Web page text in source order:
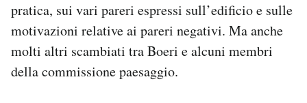
pratica, sui vari pareri espressi sull’edificio e sulle
motivazioni relative ai pareri negativi. Ma anche
molti altri scambiati tra Boeri e alcuni membri
della commissione paesaggio.